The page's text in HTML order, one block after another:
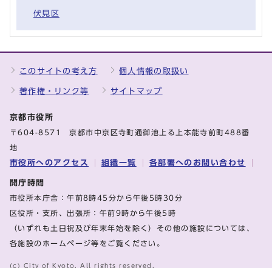
伏見区
このサイトの考え方 個人情報の取扱い
著作権・リンク等 サイトマップ
京都市役所
〒604-8571 京都市中京区寺町通御池上る上本能寺前町488番
地
市役所へのアクセス 組織一覧 各部署へのお問い合わせ
開庁時間
市役所本庁舎：午前8時45分から午後5時30分
区役所・支所、出張所：午前9時から午後5時
（いずれも土日祝及び年末年始を除く）その他の施設については、
各施設のホームページ等をご覧ください。
(c) City of Kyoto. All rights reserved.